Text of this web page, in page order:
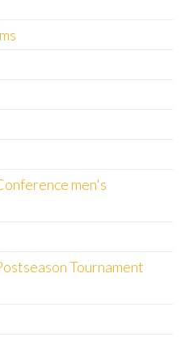
men's
Tournament